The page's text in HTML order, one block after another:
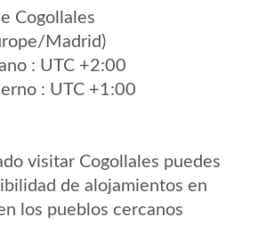
Cogollales
Madrid)
: UTC +2:00
: UTC +1:00
visitar Cogollales puedes
de alojamientos en
los pueblos cercanos